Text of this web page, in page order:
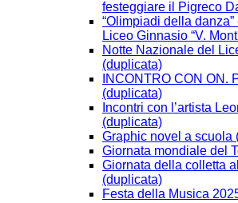
festeggiare il Pigreco
“Olimpiadi della
Liceo Ginnasio “V.
Notte Nazionale del
(duplicata)
INCONTRO CON ON.
(duplicata)
Incontri con l’artista
(duplicata)
Graphic novel a scuola
Giornata mondiale del
Giornata della colletta
(duplicata)
Festa della Musica